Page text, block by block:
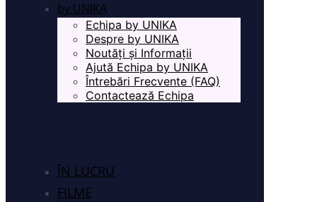
by UNIKA
Echipa by UNIKA
Despre by UNIKA
Noutăți și Informații
Ajută Echipa by UNIKA
Întrebări Frecvente (FAQ)
Contactează Echipa
ÎN LUCRU
FILME